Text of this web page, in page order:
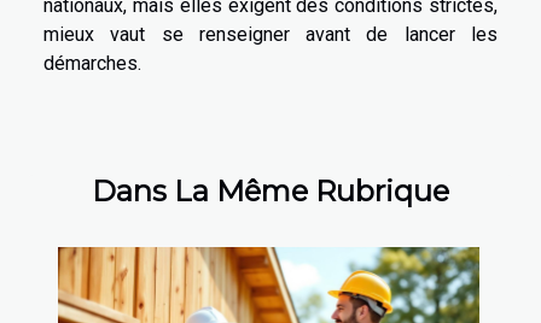
nationaux, mais elles exigent des conditions strictes,
mieux vaut se renseigner avant de lancer les
démarches.
Dans La Même Rubrique